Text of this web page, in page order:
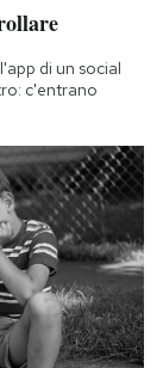
di un social
c'entrano